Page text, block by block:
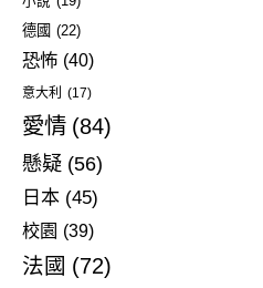
德國 (22)
恐怖 (40)
意大利 (17)
愛情 (84)
懸疑 (56)
日本 (45)
校園 (39)
法國 (72)